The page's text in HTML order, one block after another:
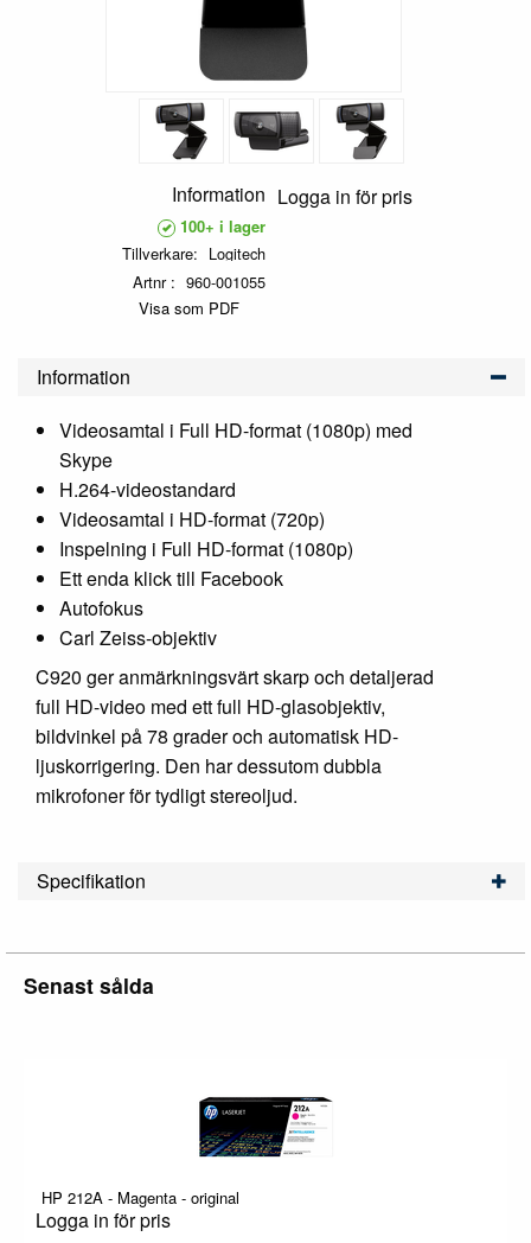
Information
100+ i lager
Tillverkare
Logitech
Artnr
960-001055
Visa som PDF
Logga in för pris
Information
Videosamtal i Full HD-format (1080p) med
Skype
H.264-videostandard
Videosamtal i HD-format (720p)
Inspelning i Full HD-format (1080p)
Ett enda klick till Facebook
Autofokus
Carl Zeiss-objektiv
C920 ger anmärkningsvärt skarp och detaljerad
full HD-video med ett full HD-glasobjektiv,
bildvinkel på 78 grader och automatisk HD-
ljuskorrigering. Den har dessutom dubbla
mikrofoner för tydligt stereoljud.
Specifikation
Senast sålda
HP 212A - Magenta - original
Logga in för pris